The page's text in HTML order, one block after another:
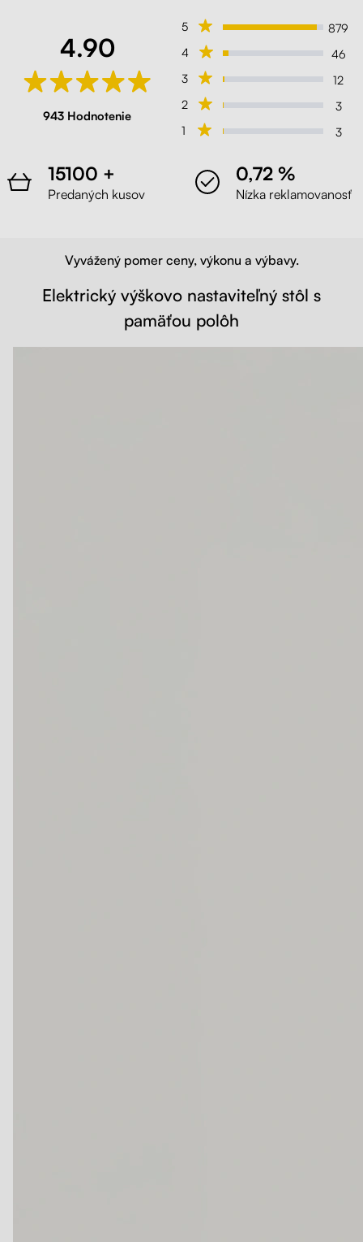
4.90
943 Hodnotenie
5
879
4
46
3
12
2
3
1
3
15100 +
Predaných kusov
0,72 %
Nízka reklamovanosť
Vyvážený pomer ceny, výkonu a výbavy.
Elektrický výškovo nastaviteľný stôl s
pamäťou polôh